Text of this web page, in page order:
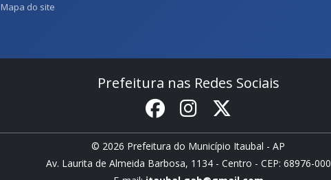
Mapa do site
Prefeitura nas Redes Sociais
© 2026 Prefeitura do Município Itaubal - AP
Av. Laurita de Almeida Barbosa, 1134 - Centro - CEP: 68976-000